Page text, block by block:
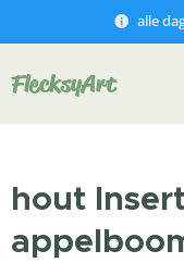
alle
FlecksyArt
hout